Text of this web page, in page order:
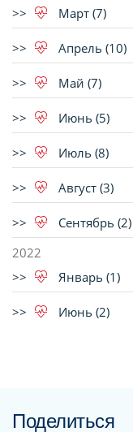
Март (7)
Апрель (10)
Май (7)
Июнь (5)
Июль (8)
Август (3)
Сентябрь (2)
2022
Январь (1)
Июнь (2)
Поделиться